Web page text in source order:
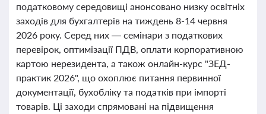
податковому середовищі анонсовано низку освітніх
заходів для бухгалтерів на тиждень 8-14 червня
2026 року. Серед них — семінари з податкових
перевірок, оптимізації ПДВ, оплати корпоративною
картою нерезидента, а також онлайн-курс "ЗЕД-
практик 2026", що охоплює питання первинної
документації, бухобліку та податків при імпорті
товарів. Ці заходи спрямовані на підвищення